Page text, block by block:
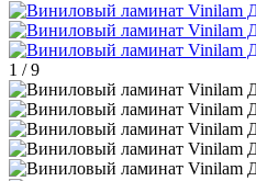
1 /9